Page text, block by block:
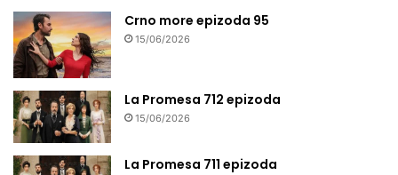
Crno more epizoda 95
15/06/2026
La Promesa 712 epizoda
15/06/2026
La Promesa 711 epizoda